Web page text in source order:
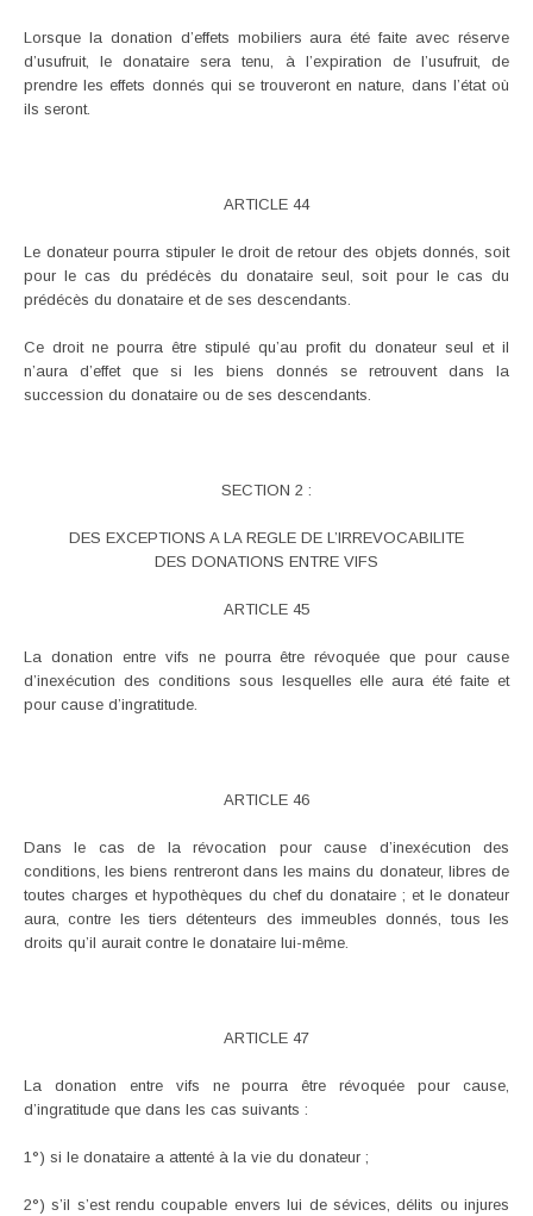
Lorsque la donation d’effets mobiliers aura été faite avec réserve
d’usufruit, le donataire sera tenu, à l’expiration de l’usufruit, de
prendre les effets donnés qui se trouveront en nature, dans l’état où
ils seront.
ARTICLE 44
Le donateur pourra stipuler le droit de retour des objets donnés, soit
pour le cas du prédécès du donataire seul, soit pour le cas du
prédécès du donataire et de ses descendants.
Ce droit ne pourra être stipulé qu’au profit du donateur seul et il
n’aura d’effet que si les biens donnés se retrouvent dans la
succession du donataire ou de ses descendants.
SECTION 2 :
DES EXCEPTIONS A LA REGLE DE L’IRREVOCABILITE
DES DONATIONS ENTRE VIFS
ARTICLE 45
La donation entre vifs ne pourra être révoquée que pour cause
d’inexécution des conditions sous lesquelles elle aura été faite et
pour cause d’ingratitude.
ARTICLE 46
Dans le cas de la révocation pour cause d’inexécution des
conditions, les biens rentreront dans les mains du donateur, libres de
toutes charges et hypothèques du chef du donataire ; et le donateur
aura, contre les tiers détenteurs des immeubles donnés, tous les
droits qu’il aurait contre le donataire lui-même.
ARTICLE 47
La donation entre vifs ne pourra être révoquée pour cause,
d’ingratitude que dans les cas suivants :
1°) si le donataire a attenté à la vie du donateur ;
2°) s’il s’est rendu coupable envers lui de sévices, délits ou injures